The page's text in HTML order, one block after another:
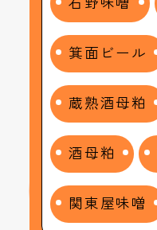
箕面ビール
蔵熟酒母粕
酒母粕
関東屋味噌